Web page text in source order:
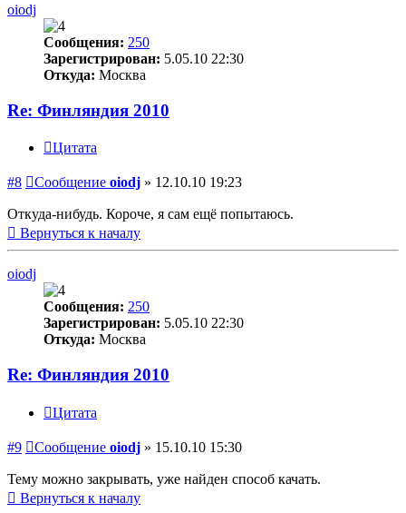
oiodj
Сообщения: 250
Зарегистрирован: 5.05.10 22:30
Откуда: Москва
Re: Финляндия 2010
Цитата
#8 Сообщение oiodj » 12.10.10 19:23
Откуда-нибудь. Короче, я сам ещё попытаюсь.
Вернуться к началу
oiodj
Сообщения: 250
Зарегистрирован: 5.05.10 22:30
Откуда: Москва
Re: Финляндия 2010
Цитата
#9 Сообщение oiodj » 15.10.10 15:30
Тему можно закрывать, уже найден способ качать.
Вернуться к началу